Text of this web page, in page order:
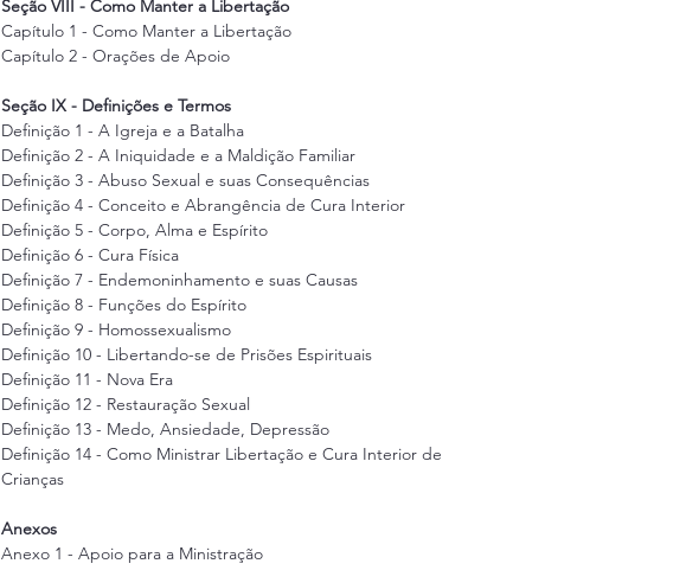
Seção VIII - Como Manter a Libertação
Capítulo 1 - Como Manter a Libertação
Capítulo 2 - Orações de Apoio
Seção IX - Definições e Termos
Definição 1 - A Igreja e a Batalha
Definição 2 - A Iniquidade e a Maldição Familiar
Definição 3 - Abuso Sexual e suas Consequências
Definição 4 - Conceito e Abrangência de Cura Interior
Definição 5 - Corpo, Alma e Espírito
Definição 6 - Cura Física
Definição 7 - Endemoninhamento e suas Causas
Definição 8 - Funções do Espírito
Definição 9 - Homossexualismo
Definição 10 - Libertando-se de Prisões Espirituais
Definição 11 - Nova Era
Definição 12 - Restauração Sexual
Definição 13 - Medo, Ansiedade, Depressão
Definição 14 - Como Ministrar Libertação e Cura Interior de
Crianças
Anexos
Anexo 1 - Apoio para a Ministração